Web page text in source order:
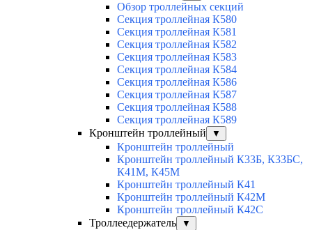
Обзор троллейных секций
Секция троллейная К580
Секция троллейная К581
Секция троллейная К582
Секция троллейная К583
Секция троллейная К584
Секция троллейная К586
Секция троллейная К587
Секция троллейная К588
Секция троллейная К589
Кронштейн троллейный
▼
Кронштейн троллейный
Кронштейн троллейный К33Б, К33БС,
К41М, К45М
Кронштейн троллейный К41
Кронштейн троллейный К42М
Кронштейн троллейный К42С
Троллеедержатель
▼